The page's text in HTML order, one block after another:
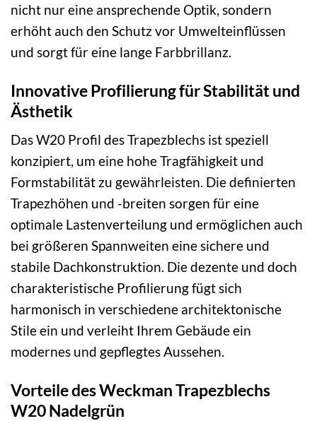
nicht nur eine ansprechende Optik, sondern
erhöht auch den Schutz vor Umwelteinflüssen
und sorgt für eine lange Farbbrillanz.
Innovative Profilierung für Stabilität und
Ästhetik
Das W20 Profil des Trapezblechs ist speziell
konzipiert, um eine hohe Tragfähigkeit und
Formstabilität zu gewährleisten. Die definierten
Trapezhöhen und -breiten sorgen für eine
optimale Lastenverteilung und ermöglichen auch
bei größeren Spannweiten eine sichere und
stabile Dachkonstruktion. Die dezente und doch
charakteristische Profilierung fügt sich
harmonisch in verschiedene architektonische
Stile ein und verleiht Ihrem Gebäude ein
modernes und gepflegtes Aussehen.
Vorteile des Weckman Trapezblechs
W20 Nadelgrün